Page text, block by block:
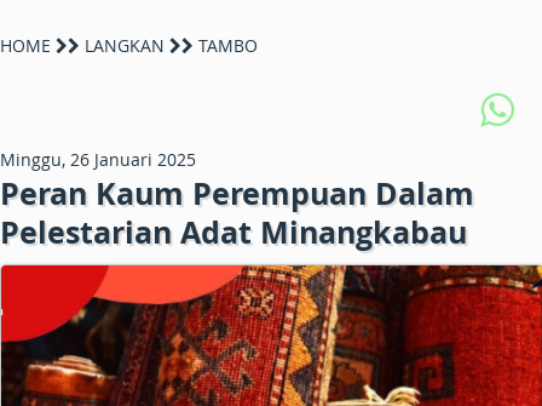
HOME LANGKAN TAMBO
Minggu, 26 Januari 2025
Peran Kaum Perempuan Dalam
Pelestarian Adat Minangkabau